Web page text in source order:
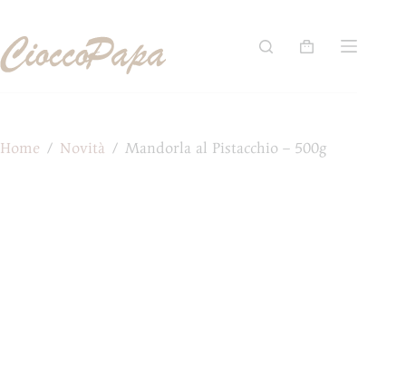
contenuto
Carrello
Home / Novità / Mandorla al Pistacchio – 500g